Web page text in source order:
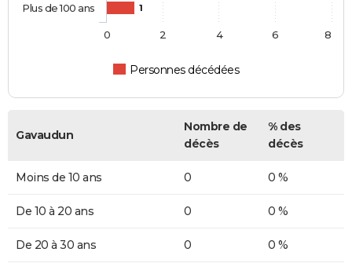
1
Personnes décédées
Plus de 100 ans
0 2 4 6 8
Gavaudun
Nombre de
décès
% des
décès
Moins de 10 ans 0 0 %
De 10 à 20 ans 0 0 %
De 20 à 30 ans 0 0 %